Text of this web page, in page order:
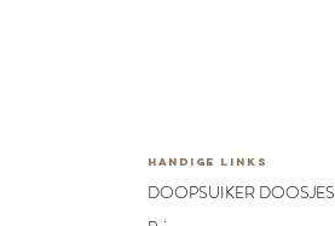
HANDIGE LINKS
DOOPSUIKER DOOSJES